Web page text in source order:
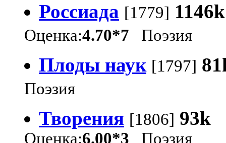
Россиада [1779] 1146k
Оценка:4.70*7 Поэзия
Плоды наук [1797]
Поэзия
Творения [1806] 93k
Оценка:6.00*3 Поэзия